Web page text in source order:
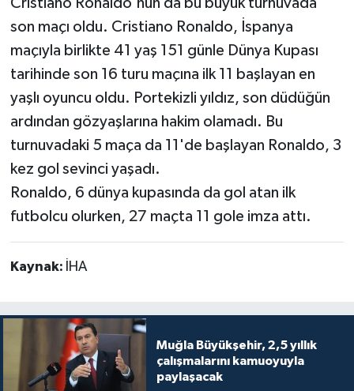
son maçı oldu. Cristiano Ronaldo, İspanya
maçıyla birlikte 41 yaş 151 günle Dünya Kupası
tarihinde son 16 turu maçına ilk 11 başlayan en
yaşlı oyuncu oldu. Portekizli yıldız, son düdüğün
ardından gözyaşlarına hakim olamadı. Bu
turnuvadaki 5 maça da 11'de başlayan Ronaldo, 3
kez gol sevinci yaşadı.
Ronaldo, 6 dünya kupasında da gol atan ilk
futbolcu olurken, 27 maçta 11 gole imza attı.
Kaynak: İHA
Muğla Büyükşehir, 2,5 yıllık
çalışmalarını kamuoyuyla
paylaşacak